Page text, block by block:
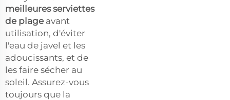
meilleures serviettes
de plage avant
utilisation, d'éviter
l'eau de javel et les
adoucissants, et de
les faire sécher au
soleil. Assurez-vous
toujours que la